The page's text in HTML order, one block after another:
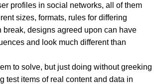
profiles in social networks, all of them
sizes, formats, rules for differing
break, designs agreed upon can have
and look much different than
to solve, but just doing without greeking
test items of real content and data in